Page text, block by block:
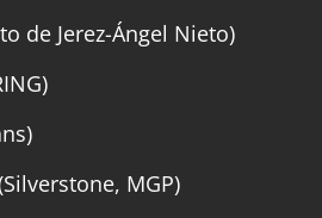
de Jerez-Ángel Nieto)
MGP)